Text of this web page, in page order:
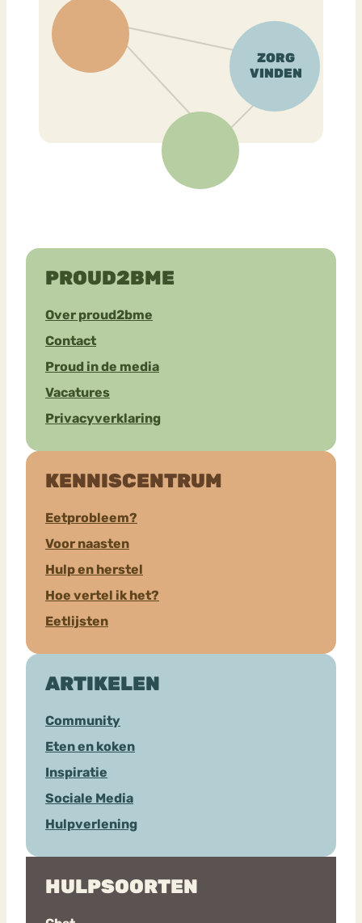
PROUD2BME
Over proud2bme
Contact
Proud in de media
Vacatures
Privacyverklaring
KENNISCENTRUM
Eetprobleem?
Voor naasten
Hulp en herstel
Hoe vertel ik het?
Eetlijsten
ARTIKELEN
Community
Eten en koken
Inspiratie
Sociale Media
Hulpverlening
HULPSOORTEN